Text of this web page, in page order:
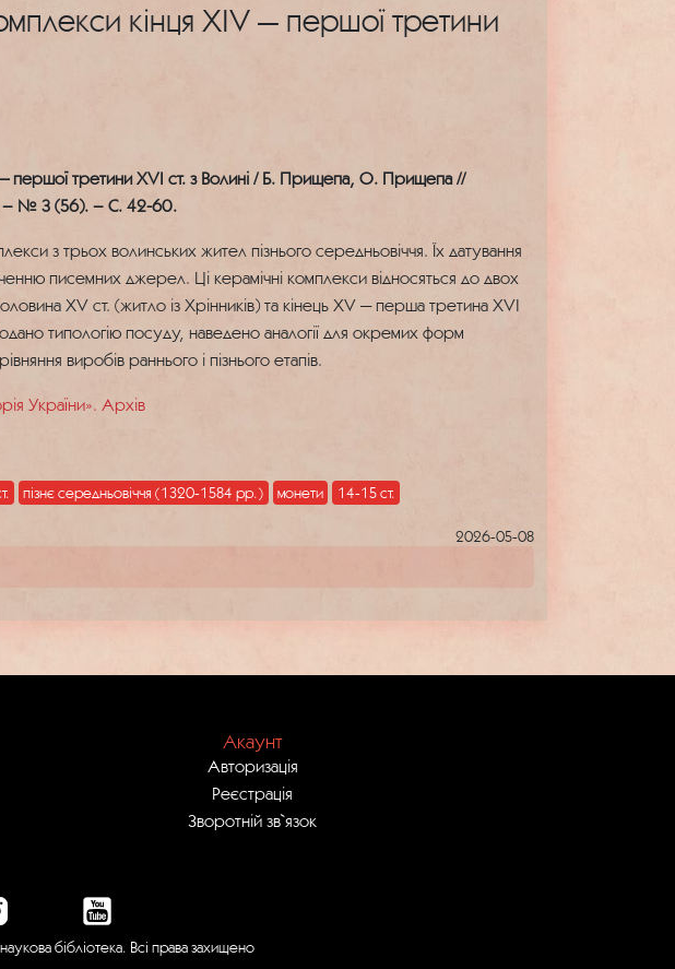
кінця ХІV — першої третини
першої третини ХVІ ст. з Волині / Б. Прищепа, О. Прищепа //
– № 3 (56). – С. 42-60.
з трьох волинських жител пізнього середньовіччя. Їх датування
писемних джерел. Ці керамічні комплекси відносяться до двох
ХV ст. (житло із Хрінників) та кінець ХV — перша третина ХVІ
типологію посуду, наведено аналогії для окремих форм
виробів раннього і пізнього етапів.
України». Архів
пізнє середньовіччя (1320-1584 рр.) монети 14-15 ст.
2026-05-08
Акаунт
Авторизація
Реєстрація
Зворотній зв`язок
бібліотека. Всі права захищено